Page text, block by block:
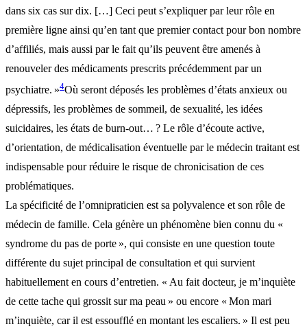
dans six cas sur dix. […] Ceci peut s’expliquer par leur rôle en
première ligne ainsi qu’en tant que premier contact pour bon nombre
d’affiliés, mais aussi par le fait qu’ils peuvent être amenés à
renouveler des médicaments prescrits précédemment par un
psychiatre. »4Où seront déposés les problèmes d’états anxieux ou
dépressifs, les problèmes de sommeil, de sexualité, les idées
suicidaires, les états de burn-out… ? Le rôle d’écoute active,
d’orientation, de médicalisation éventuelle par le médecin traitant est
indispensable pour réduire le risque de chronicisation de ces
problématiques.
La spécificité de l’omnipraticien est sa polyvalence et son rôle de
médecin de famille. Cela génère un phénomène bien connu du «
syndrome du pas de porte », qui consiste en une question toute
différente du sujet principal de consultation et qui survient
habituellement en cours d’entretien. « Au fait docteur, je m’inquiète
de cette tache qui grossit sur ma peau » ou encore « Mon mari
m’inquiète, car il est essoufflé en montant les escaliers. » Il est peu